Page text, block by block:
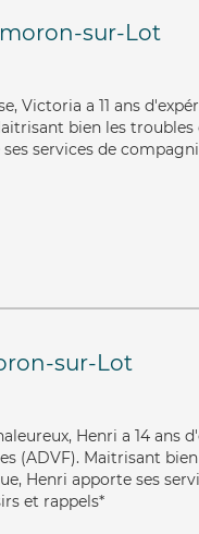
sur-Lot
Victoria a 11 ans
bien les
services de
sur-Lot
Henri a 14 ans
(ADVF). Maitrisant
Henri apporte ses
et rappels*